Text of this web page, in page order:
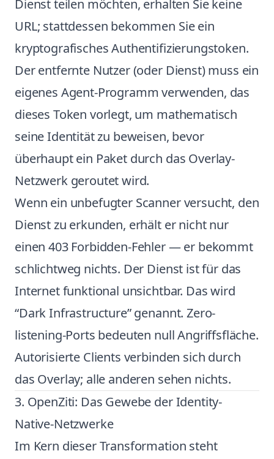
Dienst teilen möchten, erhalten Sie keine
URL; stattdessen bekommen Sie ein
kryptografisches Authentifizierungstoken.
Der entfernte Nutzer (oder Dienst) muss ein
eigenes Agent-Programm verwenden, das
dieses Token vorlegt, um mathematisch
seine Identität zu beweisen, bevor
überhaupt ein Paket durch das Overlay-
Netzwerk geroutet wird.
Wenn ein unbefugter Scanner versucht, den
Dienst zu erkunden, erhält er nicht nur
einen 403 Forbidden-Fehler — er bekommt
schlichtweg nichts. Der Dienst ist für das
Internet funktional unsichtbar. Das wird
“Dark Infrastructure” genannt. Zero-
listening-Ports bedeuten null Angriffsfläche.
Autorisierte Clients verbinden sich durch
das Overlay; alle anderen sehen nichts.
3. OpenZiti: Das Gewebe der Identity-
Native-Netzwerke
Im Kern dieser Transformation steht